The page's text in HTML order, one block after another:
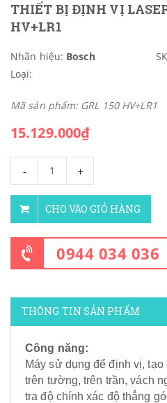
THIẾT BỊ ĐỊNH VỊ LASER
HV+LR1
Nhãn hiệu: Bosch
Loại:
Mã sản phẩm: GRL 150 HV+LR1
15.129.000₫
- +
CHO VÀO GIỎ HÀNG
0944 034 036
THÔNG TIN SẢN PHẨM
Công năng:
Máy sử dụng để định vị,
trên tường, trên trần, vách
tra độ chính xác độ thẳng